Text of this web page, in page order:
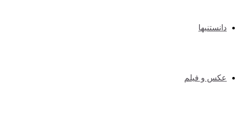
دانستنیها
عکس و فیلم